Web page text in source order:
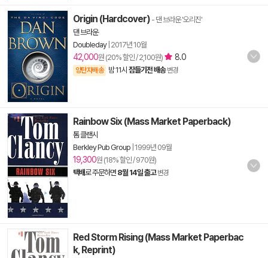
Origin (Hardcover) - 댄 브라운 '오리진'
댄 브라운
Doubleday| 2017년 10월
42,000원 (20% 할인 / 2,100원) 8.0
양탄자배송 밤 11시 잠들기전 배송 변경
Rainbow Six (Mass Market Paperback)
톰 클랜시
Berkley Pub Group 1999년 09월
19,300원 (18% 할인 / 970원)
택배로 주문하면 8월 14일 출고 변경
Red Storm Rising (Mass Market Paperbac
k, Reprint)